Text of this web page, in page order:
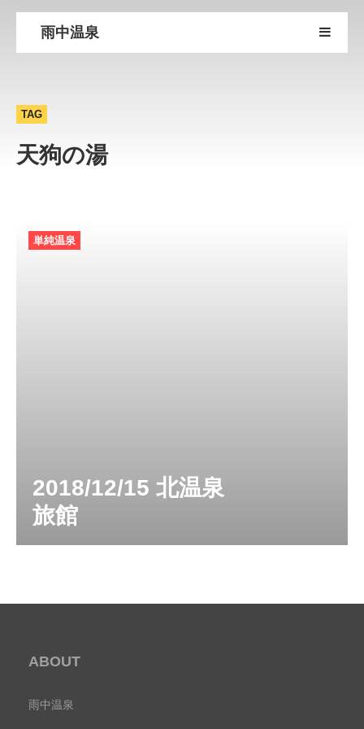
雨中温泉
TAG
天狗の湯
2018/12/15 北温泉
旅館
単純温泉
ABOUT
雨中温泉